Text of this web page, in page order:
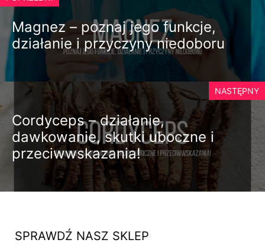
Magnez – poznaj jego funkcje,
działanie i przyczyny niedoboru
NASTĘPNY
Cordyceps – działanie,
dawkowanie, skutki uboczne i
przeciwwskazania!
SPRAWDŹ NASZ SKLEP